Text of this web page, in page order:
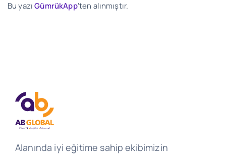
Bu yazıGümrükApp'ten alınmıştır.
Alanında iyi eğitime sahip ekibimizin